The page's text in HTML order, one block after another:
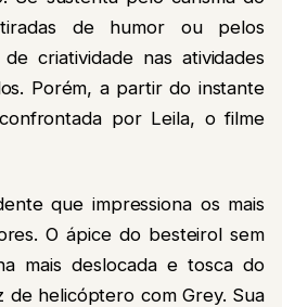
de humor ou pelos
criatividade nas atividades
Porém, a partir do instante
por Leila, o filme
que impressiona os mais
O ápice do besteirol sem
mais deslocada e tosca do
de helicóptero com Grey. Sua